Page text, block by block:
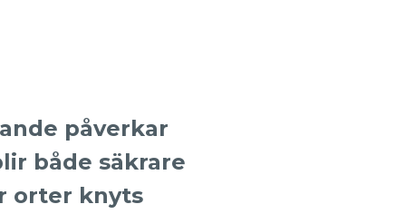
påverkar
både säkrare
orter knyts